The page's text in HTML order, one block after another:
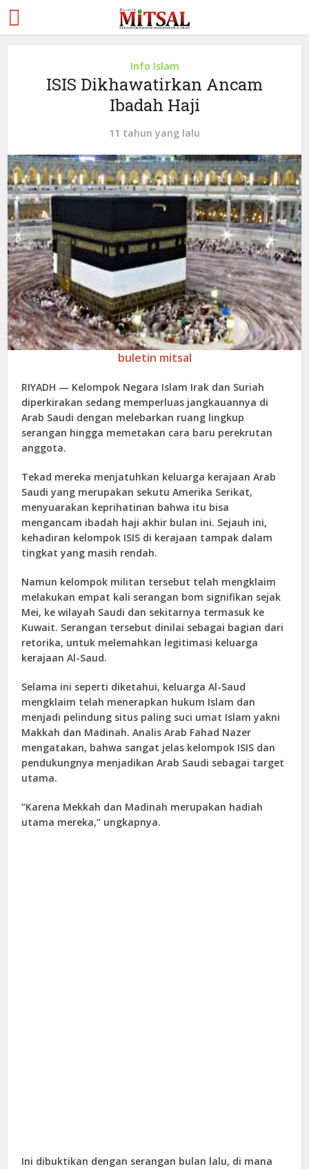
Info Islam
ISIS Dikhawatirkan Ancam
Ibadah Haji
11 tahun yang lalu
buletin mitsal
RIYADH — Kelompok Negara Islam Irak dan Suriah
diperkirakan sedang memperluas jangkauannya di
Arab Saudi dengan melebarkan ruang lingkup
serangan hingga memetakan cara baru perekrutan
anggota.
Tekad mereka menjatuhkan keluarga kerajaan Arab
Saudi yang merupakan sekutu Amerika Serikat,
menyuarakan keprihatinan bahwa itu bisa
mengancam ibadah haji akhir bulan ini. Sejauh ini,
kehadiran kelompok ISIS di kerajaan tampak dalam
tingkat yang masih rendah.
Namun kelompok militan tersebut telah mengklaim
melakukan empat kali serangan bom signifikan sejak
Mei, ke wilayah Saudi dan sekitarnya termasuk ke
Kuwait. Serangan tersebut dinilai sebagai bagian dari
retorika, untuk melemahkan legitimasi keluarga
kerajaan Al-Saud.
Selama ini seperti diketahui, keluarga Al-Saud
mengklaim telah menerapkan hukum Islam dan
menjadi pelindung situs paling suci umat Islam yakni
Makkah dan Madinah. Analis Arab Fahad Nazer
mengatakan, bahwa sangat jelas kelompok ISIS dan
pendukungnya menjadikan Arab Saudi sebagai target
utama.
“Karena Mekkah dan Madinah merupakan hadiah
utama mereka,” ungkapnya.
Ini dibuktikan dengan serangan bulan lalu, di mana